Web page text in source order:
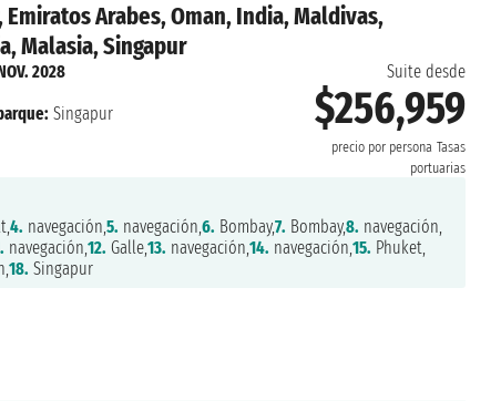
Arabes, Oman, India, Maldivas,
Malasia, Singapur
Suite desde
$256,959
precio por persona Tasas
portuarias
2028
Singapur
4. navegación,5. navegación,6. Bombay,7. Bombay,8. navegación,
navegación,12. Galle,13. navegación,14. navegación,15. Phuket,
18. Singapur